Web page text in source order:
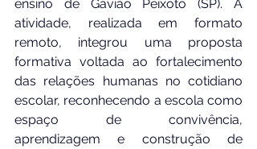
ensino de Gavião Peixoto (SP). A
atividade, realizada em formato
remoto, integrou uma proposta
formativa voltada ao fortalecimento
das relações humanas no cotidiano
escolar, reconhecendo a escola como
espaço de convivência,
aprendizagem e construção de